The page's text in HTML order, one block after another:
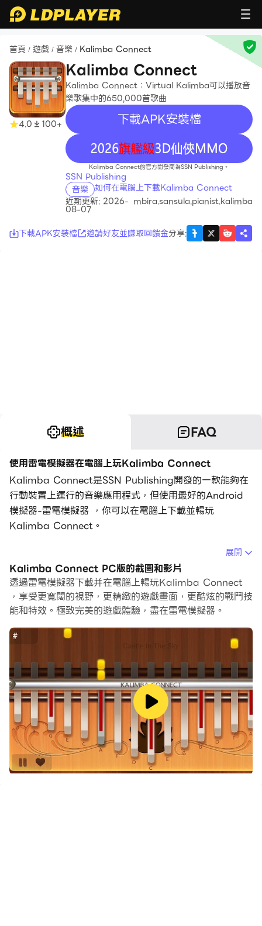
首頁 / 遊戲 / 音樂 / Kalimba Connect
4.0 100+
Kalimba Connect
Kalimba Connect：Virtual Kalimba可以播放音
樂歌集中的650,000首歌曲
下載APK安裝檔
recommend
Kalimba Connect的官方開發商為SSN Publishing。
SSN Publishing
音樂 如何在電腦上下載Kalimba Connect
近期更新: 2026-
08-07
mbira.sansula.pianist.kalimba
下載APK安裝檔 邀請好友並賺取回饋金分享:
概述 FAQ
使用雷電模擬器在電腦上玩Kalimba Connect
Kalimba Connect是SSN Publishing開發的一款能夠在
行動裝置上運行的音樂應用程式，但使用最好的Android
模擬器-雷電模擬器 ，你可以在電腦上下載並暢玩
Kalimba Connect。
在電腦上運行Kalimba Connect，您可以在大螢幕上清晰
地瀏覽, 而用滑鼠和鍵盤操控應用程式比用觸摸屏鍵盤要快
得多，同時你將永遠不必擔心設備的電量問題。
通過多開和同步功能，你甚至可以在PC上運行多個應用程
而文件互傳功能讓分享圖像、影片和文件也變得非常容易。
下載Kalimba Connect並在PC上運行。享受PC端的大螢
幕和高畫質畫質吧!
Kalimba Connect recognizes notes music from
Kalimba for easy practice with 650,000+ kalimba
tabs from music songbooks.
This Kalimba tutor is one of the best virtual
展開
Kalimba Connect PC版的截圖和影片
透過雷電模擬器下載并在電腦上暢玩Kalimba Connect
，享受更寬闊的視野，更精緻的遊戲畫面，更酷炫的戰鬥技
能和特效。極致完美的遊戲體驗，盡在雷電模擬器。